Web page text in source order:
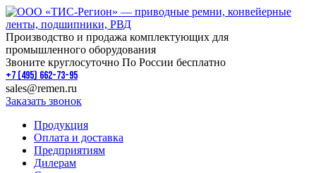
Производство и продажа комплектующих для
промышленного оборудования
Звоните круглосуточно По России бесплатно
+7 (495) 662-73-95
sales@remen.ru
Заказать звонок
Продукция
Оплата и доставка
Предприятиям
Дилерам